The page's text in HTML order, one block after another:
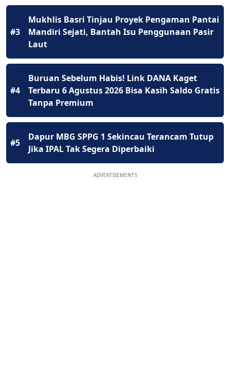
#3
Mukhlis Basri Tinjau Proyek Pengaman Pantai
Mandiri Sejati, Bantah Isu Penggunaan Pasir
Laut
#4
Buruan Sebelum Habis! Link DANA Kaget
Terbaru 6 Agustus 2026 Bisa Kasih Saldo Gratis
Tanpa Premium
#5
Dapur MBG SPPG 1 Sekincau Terancam Tutup
Jika IPAL Tak Segera Diperbaiki
ADVERTISEMENTS